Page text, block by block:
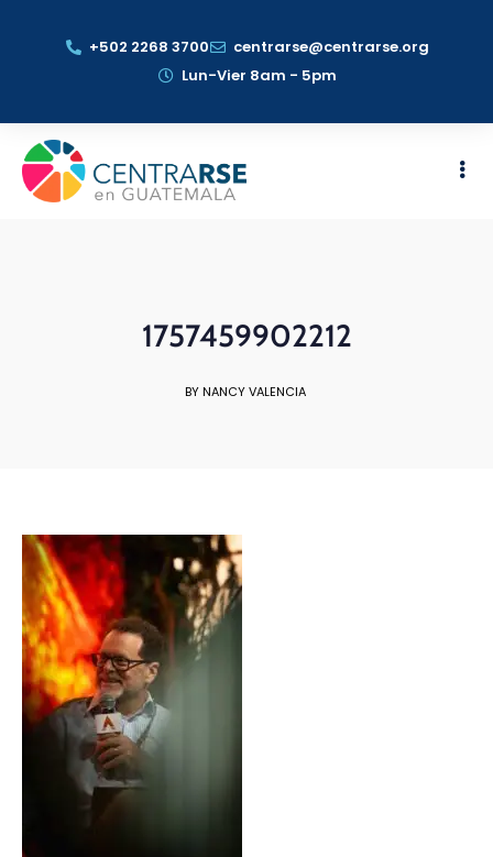
+502 2268 3700
centrarse@centrarse.org
Lun-Vier 8am - 5pm
1757459902212
BY NANCY VALENCIA